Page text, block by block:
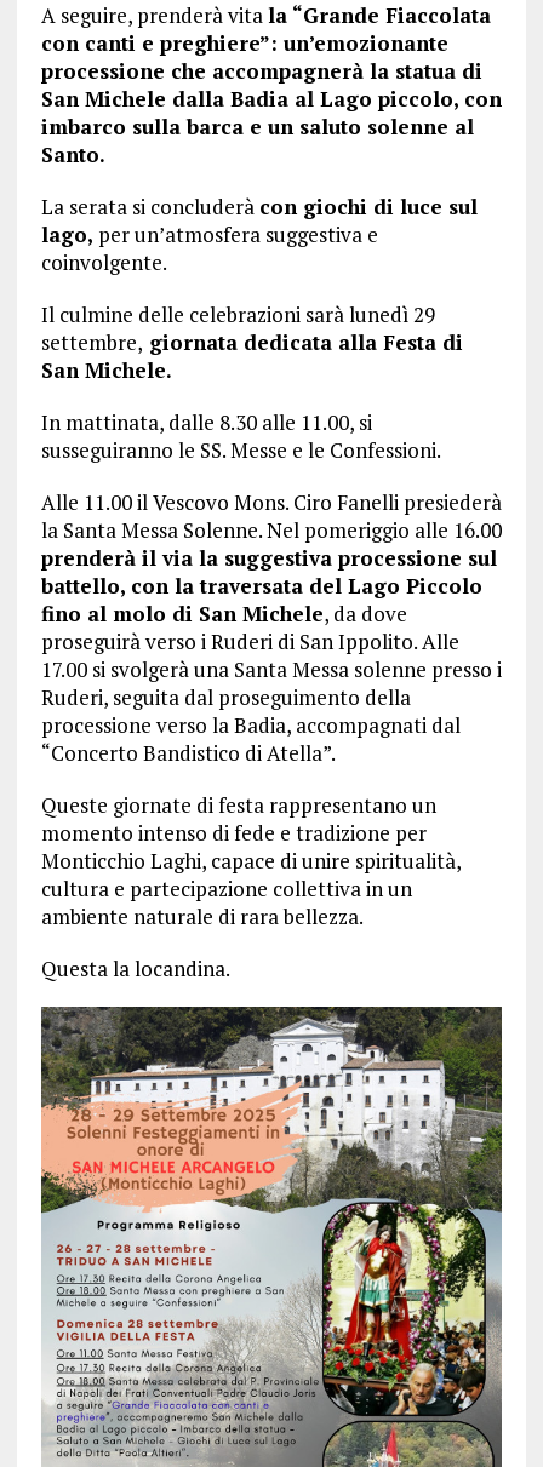
A seguire, prenderà vitala “Grande Fiaccolata
con canti e preghiere”: un’emozionante
processione che accompagnerà la statua di
San Michele dalla Badia al Lago piccolo, con
imbarco sulla barca e un saluto solenne al
Santo.
La serata si concluderà con giochi di luce sul
lago, per un’atmosfera suggestiva e
coinvolgente.
Il culmine delle celebrazioni sarà lunedì 29
settembre, giornata dedicata alla Festa di
San Michele.
In mattinata, dalle 8.30 alle 11.00, si
susseguiranno le SS. Messe e le Confessioni.
Alle 11.00 il Vescovo Mons. Ciro Fanelli presiederà
la Santa Messa Solenne. Nel pomeriggio alle 16.00
prenderà il via la suggestiva processione sul
battello, con la traversata del Lago Piccolo
fino al molo di San Michele, da dove
proseguirà verso i Ruderi di San Ippolito. Alle
17.00 si svolgerà una Santa Messa solenne presso i
Ruderi, seguita dal proseguimento della
processione verso la Badia, accompagnati dal
“Concerto Bandistico di Atella”.
Queste giornate di festa rappresentano un
momento intenso di fede e tradizione per
Monticchio Laghi, capace di unire spiritualità,
cultura e partecipazione collettiva in un
ambiente naturale di rara bellezza.
Questa la locandina.